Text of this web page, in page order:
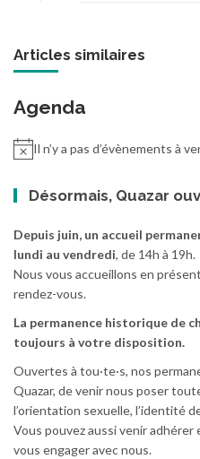
Articles similaires
Agenda
Il n’y a pas d’évènements à
Désormais, Quazar
Depuis juin, un accueil
lundi au vendredi, de 14h à 19h.
Nous vous accueillons en
rendez-vous.
La permanence historique de
toujours à votre disposition.
Ouvertes à tou·te·s, nos
Quazar, de venir nous poser
l’orientation sexuelle, l’identité
Vous pouvez aussi venir
vous engager avec nous.